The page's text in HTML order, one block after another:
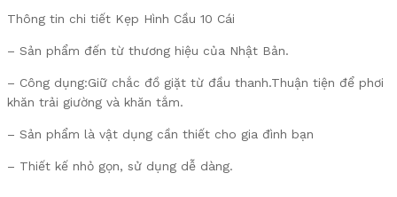
Thông tin chi tiết Kẹp Hình Cầu 10 Cái
– Sản phẩm đến từ thương hiệu của Nhật Bản.
– Công dụng:Giữ chắc đồ giặt từ đầu thanh.Thuận tiện để phơi
khăn trải giường và khăn tắm.
– Sản phẩm là vật dụng cần thiết cho gia đình bạn
– Thiết kế nhỏ gọn, sử dụng dễ dàng.